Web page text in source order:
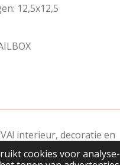
cookies voor analyse-
12,5x12,5
interieur, decoratie en